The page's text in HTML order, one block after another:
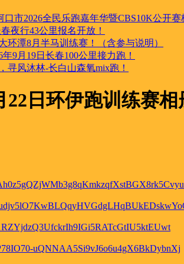
口市2026全民乐跑嘉年华暨CBS10K公开赛
夜行43公里报名开放！
环潭8月半马训练赛！（含参与说明）
9月19日长春100公里接力跑！
寻风沐林-长白山森氧mix跑！
22日环伊跑训练赛相
uQNNAA5Si9vJ6o6u4gX6BkDybnXj